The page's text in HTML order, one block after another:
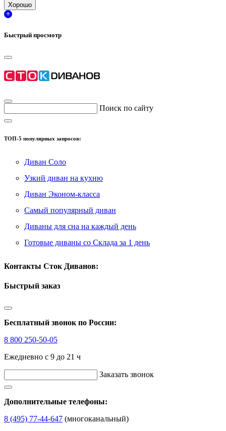
Хорошо
Быстрый просмотр
Поиск по сайту
ТОП-5 популярных запросов:
Диван Соло
Узкий диван на кухню
Диван Эконом-класса
Самый популярный диван
Диваны для сна на каждый день
Готовые диваны со Склада за 1 день
Контакты Сток Диванов:
Быстрый заказ
Бесплатный звонок по России:
8 800 250-50-05
Ежедневно с 9 до 21 ч
Заказать звонок
Дополнительные телефоны:
8 (495) 77-44-647 (многоканальный)